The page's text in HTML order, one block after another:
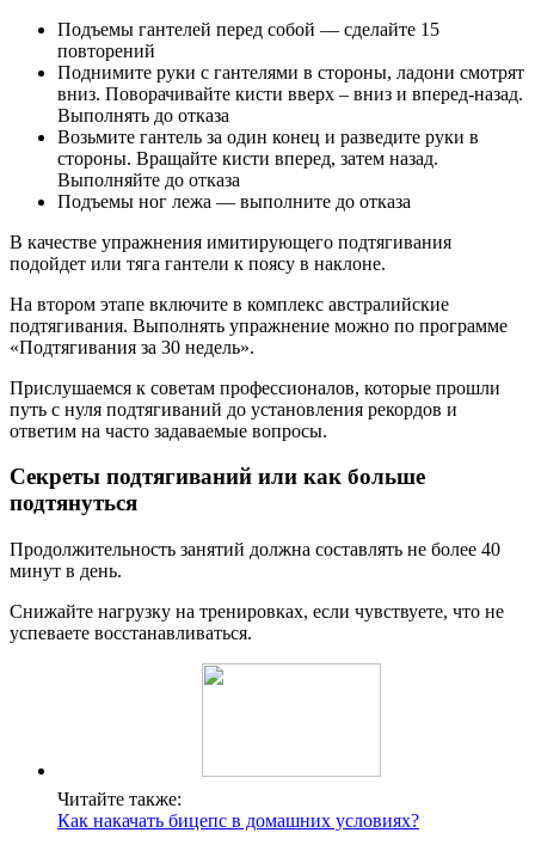
Подъемы гантелей перед собой — сделайте 15
повторений
Поднимите руки с гантелями в стороны, ладони смотрят
вниз. Поворачивайте кисти вверх – вниз и вперед-назад.
Выполнять до отказа
Возьмите гантель за один конец и разведите руки в
стороны. Вращайте кисти вперед, затем назад.
Выполняйте до отказа
Подъемы ног лежа — выполните до отказа
В качестве упражнения имитирующего подтягивания
подойдет или тяга гантели к поясу в наклоне.
На втором этапе включите в комплекс австралийские
подтягивания. Выполнять упражнение можно по программе
«Подтягивания за 30 недель».
Прислушаемся к советам профессионалов, которые прошли
путь с нуля подтягиваний до установления рекордов и
ответим на часто задаваемые вопросы.
Секреты подтягиваний или как больше
подтянуться
Продолжительность занятий должна составлять не более 40
минут в день.
Снижайте нагрузку на тренировках, если чувствуете, что не
успеваете восстанавливаться.
Читайте также:
Как накачать бицепс в домашних условиях?